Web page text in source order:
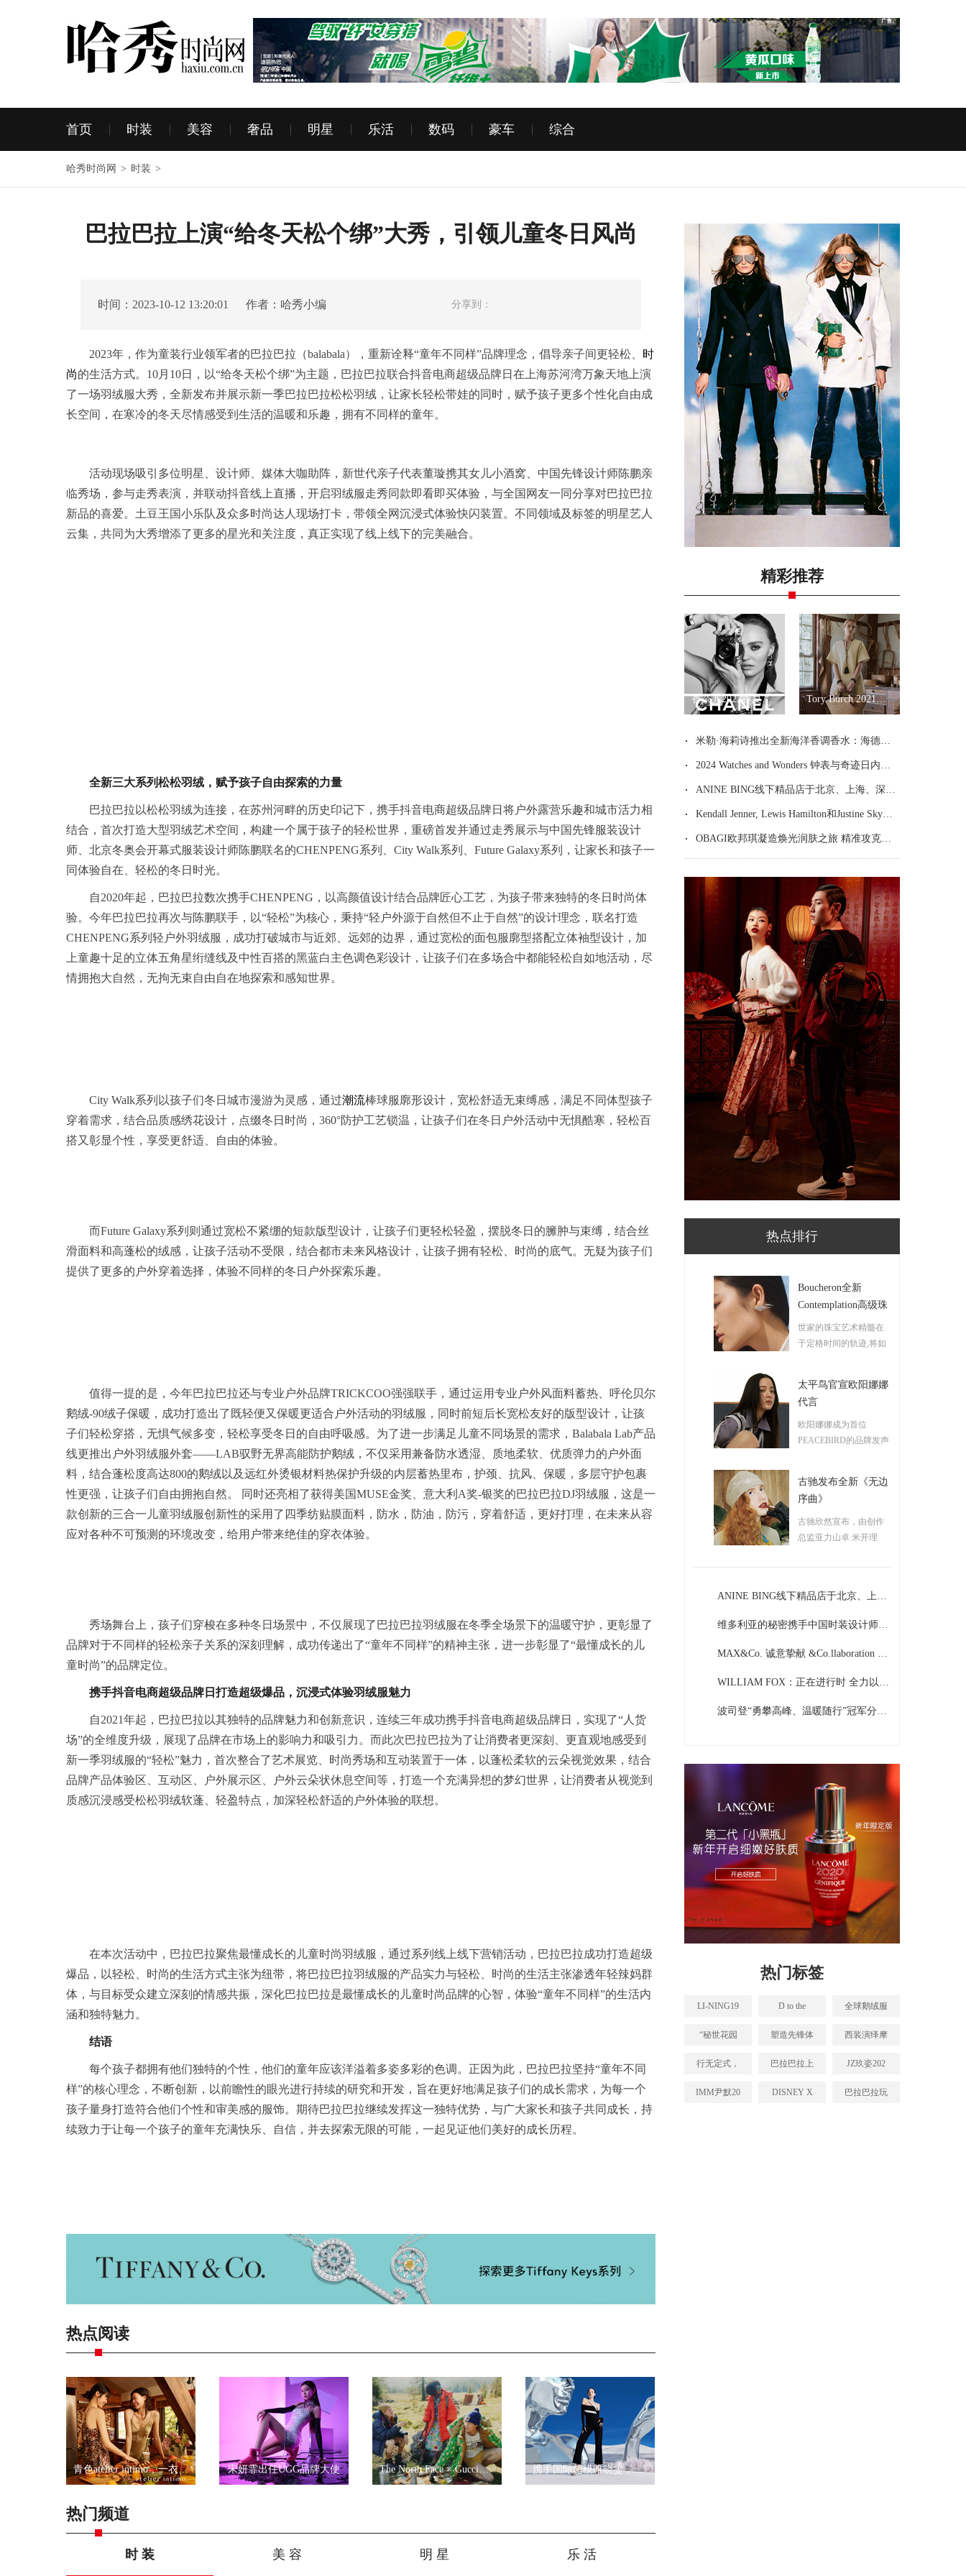
首页 时装 美容 奢品 明星 乐活 数码 豪车 综合
哈秀时尚网 > 时装 >
巴拉巴拉上演“给冬天松个绑”大秀，引领儿童冬日风尚
时间：2023-10-12 13:20:01 作者：哈秀小编 分享到：
2023年，作为童装行业领军者的巴拉巴拉（balabala），重新诠释“童年不同样”品牌理念，倡导亲子间更轻松、 时
尚的生活方式。10月10日，以“给冬天松个绑”为主题，巴拉巴拉联合抖音电商超级品牌日在上海苏河湾万象天地上演
了一场羽绒服大秀，全新发布并展示新一季巴拉巴拉松松羽绒，让家长轻松带娃的同时，赋予孩子更多个性化自由成
长空间，在寒冷的冬天尽情感受到生活的温暖和乐趣，拥有不同样的童年。
活动现场吸引多位明星、设计师、媒体大咖助阵，新世代亲子代表董璇携其女儿小酒窝、中国先锋设计师陈鹏亲
临秀场，参与走秀表演，并联动抖音线上直播，开启羽绒服走秀同款即看即买体验，与全国网友一同分享对巴拉巴拉
新品的喜爱。土豆王国小乐队及众多时尚达人现场打卡，带领全网沉浸式体验快闪装置。不同领域及标签的明星艺人
云集，共同为大秀增添了更多的星光和关注度，真正实现了线上线下的完美融合。
全新三大系列松松羽绒，赋予孩子自由探索的力量
巴拉巴拉以松松羽绒为连接，在苏州河畔的历史印记下，携手抖音电商超级品牌日将户外露营乐趣和城市活力相
结合，首次打造大型羽绒艺术空间，构建一个属于孩子的轻松世界，重磅首发并通过走秀展示与中国先锋服装设计
师、北京冬奥会开幕式服装设计师陈鹏联名的CHENPENG系列、City Walk系列、Future Galaxy系列，让家长和孩子一
同体验自在、轻松的冬日时光。
自2020年起，巴拉巴拉数次携手CHENPENG，以高颜值设计结合品牌匠心工艺，为孩子带来独特的冬日时尚体
验。今年巴拉巴拉再次与陈鹏联手，以“轻松”为核心，秉持“轻户外源于自然但不止于自然”的设计理念，联名打造
CHENPENG系列轻户外羽绒服，成功打破城市与近郊、远郊的边界，通过宽松的面包服廓型搭配立体袖型设计，加
上童趣十足的立体五角星绗缝线及中性百搭的黑蓝白主色调色彩设计，让孩子们在多场合中都能轻松自如地活动，尽
情拥抱大自然，无拘无束自由自在地探索和感知世界。
City Walk系列以孩子们冬日城市漫游为灵感，通过潮流棒球服廓形设计，宽松舒适无束缚感，满足不同体型孩子
穿着需求，结合品质感绣花设计，点缀冬日时尚，360°防护工艺锁温，让孩子们在冬日户外活动中无惧酷寒，轻松百
搭又彰显个性，享受更舒适、自由的体验。
而Future Galaxy系列则通过宽松不紧绷的短款版型设计，让孩子们更轻松轻盈，摆脱冬日的臃肿与束缚，结合丝
滑面料和高蓬松的绒感，让孩子活动不受限，结合都市未来风格设计，让孩子拥有轻松、时尚的底气。无疑为孩子们
提供了更多的户外穿着选择，体验不同样的冬日户外探索乐趣。
值得一提的是，今年巴拉巴拉还与专业户外品牌TRICKCOO强强联手，通过运用专业户外风面料蓄热、呼伦贝尔
鹅绒-90绒子保暖，成功打造出了既轻便又保暖更适合户外活动的羽绒服，同时前短后长宽松友好的版型设计，让孩
子们轻松穿搭，无惧气候多变，轻松享受冬日的自由呼吸感。为了进一步满足儿童不同场景的需求，Balabala Lab产品
线更推出户外羽绒服外套——LAB驭野无界高能防护鹅绒，不仅采用兼备防水透湿、质地柔软、优质弹力的户外面
料，结合蓬松度高达800的鹅绒以及远红外烫银材料热保护升级的内层蓄热里布，护颈、抗风、保暖，多层守护包裹
性更强，让孩子们自由拥抱自然。 同时还亮相了获得美国MUSE金奖、意大利A奖-银奖的巴拉巴拉DJ羽绒服，这是一
款创新的三合一儿童羽绒服创新性的采用了四季纺贴膜面料，防水，防油，防污，穿着舒适，更好打理，在未来从容
应对各种不可预测的环境改变，给用户带来绝佳的穿衣体验。
秀场舞台上，孩子们穿梭在多种冬日场景中，不仅展现了巴拉巴拉羽绒服在冬季全场景下的温暖守护，更彰显了
品牌对于不同样的轻松亲子关系的深刻理解，成功传递出了“童年不同样”的精神主张，进一步彰显了“最懂成长的儿
童时尚”的品牌定位。
携手抖音电商超级品牌 日打造超级爆品，沉浸式体验羽绒服魅力
自2021年起，巴拉巴拉以其独特的品牌魅力和创新意识，连续三年成功携手抖音电商超级品牌日，实现了“人货
场”的全维度升级，展现了品牌在市场上的影响力和吸引力。而此次巴拉巴拉为了让消费者更深刻、更直观地感受到
新一季羽绒服的“轻松”魅力，首次整合了艺术展览、时尚秀场和互动装置于一体，以蓬松柔软的云朵视觉效果，结合
品牌产品体验区、互动区、户外展示区、户外云朵状休息空间等，打造一个充满异想的梦幻世界，让消费者从视觉到
质感沉浸感受松松羽绒软蓬、轻盈特点，加深轻松舒适的户外体验的联想。
在本次活动中，巴拉巴拉聚焦最懂成长的儿童时尚羽绒服，通过系列线上线下营销活动，巴拉巴拉成功打造超级
爆品，以轻松、时尚的生活方式主张为纽带，将巴拉巴拉羽绒服的产品实力与轻松、时尚的生活主张渗透年轻辣妈群
体，与目标受众建立深刻的情感共振，深化巴拉巴拉是最懂成长的儿童时尚品牌的心智，体验“童年不同样”的生活内
涵和独特魅力。
结语
每个孩子都拥有他们独特的个性，他们的童年应该洋溢着多姿多彩的色调。正因为此，巴拉巴拉坚持“童年不同
样”的核心理念，不断创新，以前瞻性的眼光进行持续的研究和开发，旨在更好地满足孩子们的成长需求，为每一个
孩子量身打造符合他们个性和审美感的服饰。期待巴拉巴拉继续发挥这一独特优势，与广大家长和孩子共同成长，持
续致力于让每一个孩子的童年充满快乐、自信，并去探索无限的可能，一起见证他们美好的成长历程。
热点阅读
青色atelier intimo，一衣一带尽显优雅 宋妍霏出任UGG品牌大使 The North Face × Gucci联名系列 携手国际超模雎晓雯，走入未来幻境——STACCATO 2021春夏
热门频道
时 装 美 容 明 星 乐 活
精彩推荐
香奈儿2022春夏高级成衣系列 Tory Burch 2021春夏系列
米勒·海莉诗推出全新海洋香调香水：海德拉之水
2024 Watches and Wonders 钟表与奇迹日内瓦高级钟表展 全新表款作品瞩目亮相
ANINE BING线下精品店于北京、上海、深圳焕然启幕
Kendall Jenner, Lewis Hamilton和Justine Skye身穿TOMMY HILFIGER现身迈阿密大奖赛
OBAGI欧邦琪凝造焕光润肤之旅 精准攻克皮肤衰老暗沉
热点排行
Boucheron全新
Contemplation高级珠
宝系列
世家的珠宝艺术精髓在
于定格时间的轨迹,将如
太平鸟官宣欧阳娜娜
代言
欧阳娜娜成为首位
PEACEBIRD的品牌发声
<详情>
古驰发布全新《无边
序曲》
古驰欣然宣布，由创作
总监亚力山卓∙米开理
的《无边序曲》...<详情
ANINE BING线下精品店于北京、上海、深圳焕然启幕
维多利亚的秘密携手中国时装设计师SUSAN FANG 带来全新联名系列
MAX&Co. 诚意挚献 &Co.llaboration 系列 Looney Tunes主题新作
WILLIAM FOX：正在进行时 全力以赴的男装态度
波司登“勇攀高峰、温暖随行”冠军分享会圆满落幕 与谷爱凌共享冬日温暖
热门标签
LI-NING19 D to the 全球鹅绒服
“秘世花园 塑造先锋体 西装演绎摩
行无定式， 巴拉巴拉上 JZ玖姿202
IMM尹默20 DISNEY X 巴拉巴拉玩